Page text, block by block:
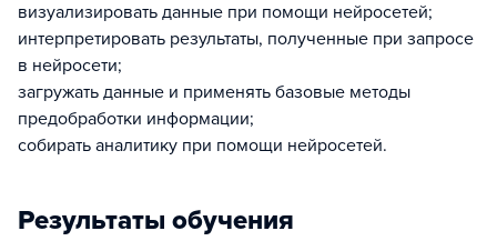
визуализировать данные при помощи нейросетей;
интерпретировать результаты, полученные при запросе
в нейросети;
загружать данные и применять базовые методы
предобработки информации;
собирать аналитику при помощи нейросетей.
Результаты обучения